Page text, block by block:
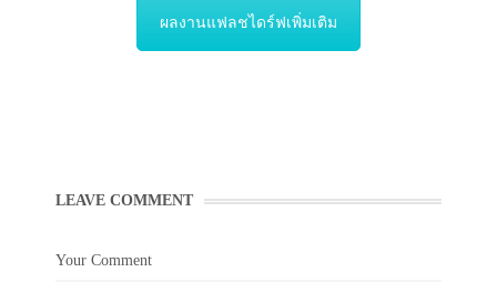
ผลงานแฟลชไดร์ฟเพิ่มเติม
LEAVE COMMENT
Your Comment